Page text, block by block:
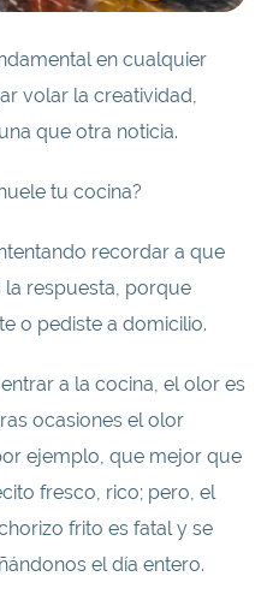
en cualquier
volar la creatividad,
que otra noticia.
tu cocina?
recordar a que
la respuesta, porque
o pediste a domicilio.
a la cocina, el olor es
ocasiones el olor
ejemplo, que mejor que
fresco, rico; pero, el
frito es fatal y se
el día entero.